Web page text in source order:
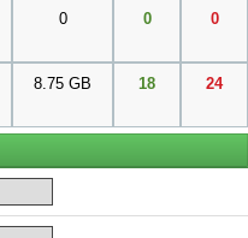
0 0 0
8.75 GB 18 24